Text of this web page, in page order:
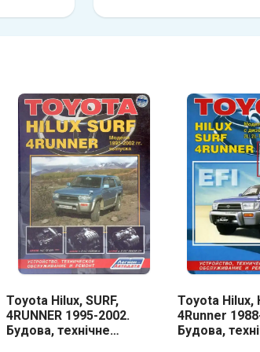
Toyota Hilux, SURF,
4RUNNER 1995-2002.
Будова, технічне
Toyota Hilux,
4Runner
Будова,